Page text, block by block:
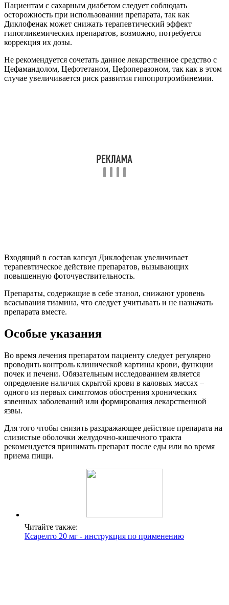
Пациентам с сахарным диабетом следует соблюдать
осторожность при использовании препарата, так как
Диклофенак может снижать терапевтический эффект
гипогликемических препаратов, возможно, потребуется
коррекция их дозы.
Не рекомендуется сочетать данное лекарственное средство с
Цефамандолом, Цефотетаном, Цефоперазоном, так как в этом
случае увеличивается риск развития гипопротромбинемии.
Входящий в состав капсул Диклофенак увеличивает
терапевтическое действие препаратов, вызывающих
повышенную фоточувствительность.
Препараты, содержащие в себе этанол, снижают уровень
всасывания тиамина, что следует учитывать и не назначать
препарата вместе.
Особые указания
Во время лечения препаратом пациенту следует регулярно
проводить контроль клинической картины крови, функции
почек и печени. Обязательным исследованием является
определение наличия скрытой крови в каловых массах –
одного из первых симптомов обострения хронических
язвенных заболеваний или формирования лекарственной
язвы.
Для того чтобы снизить раздражающее действие препарата на
слизистые оболочки желудочно-кишечного тракта
рекомендуется принимать препарат после еды или во время
приема пищи.
Читайте также:
Ксарелто 20 мг - инструкция по применению